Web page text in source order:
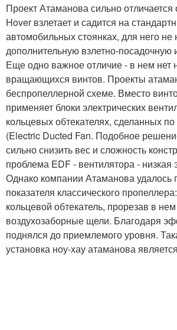
Проект Атаманова сильно отличается
Hover взлетает и садится на
автомобильных стоянках, для него не
дополнительную взлетно-посадочную
Еще одно важное отличие - в нем нет
вращающихся винтов. Проекты
беспропеллерной схеме. Вместо
применяет блоки электрических
кольцевых обтекателях, сделанных
(Electric Ducted Fan. Подобное
сильно снизить вес и сложность
проблема EDF - вентилятора - низкая
Однако компании Атаманова удалось
показателя классического
кольцевой обтекатель, прорезав в
воздухозаборные щели. Благодаря
поднялся до приемлемого уровня.
установка ноу-хау атаманова